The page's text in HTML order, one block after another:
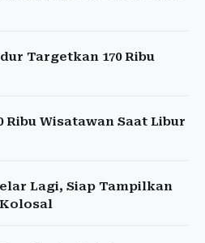
Targetkan 170 Ribu
Ribu Wisatawan Saat Libur
Lagi, Siap Tampilkan